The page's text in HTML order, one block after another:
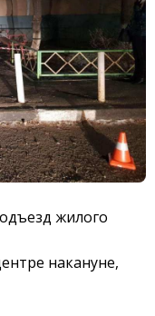
жилого
накануне,